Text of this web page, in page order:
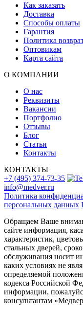
Как заказать
Доставка
Способы оплаты
Гарантия
Политика
Оптовикам
Карта сайта
О КОМПАНИИ
О нас
Реквизиты
Вакансии
Портфолио
Отзывы
Блог
Статьи
Контакты
КОНТАКТЫ
+7 (495) 374-73-35
info@medver.ru
Политика
персональных данных
Обращаем Ваше
сайте информация,
характеристик,
стальных дверей,
обслуживания носит
каких условиях не
определяемой
кодекса Российской
информации,
консультантам